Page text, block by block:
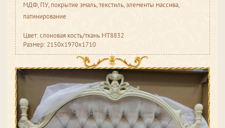
МДФ, ПУ, покрытие эмаль, текстиль, элементы массива,
патинирование
Цвет: слоновая кость/ткань МТ8832
Размер: 2150x1970x1710